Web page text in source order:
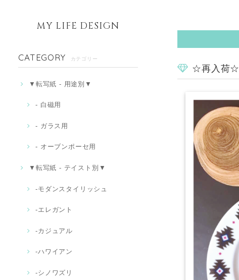
MY LIFE DESIGN
CATEGORY カテゴリー
▼転写紙 - 用途別▼
- 白磁用
- ガラス用
- オーブンポーセ用
▼転写紙 - テイスト別▼
-モダンスタイリッシュ
‐エレガント
‐カジュアル
‐ハワイアン
-シノワズリ
☆再入荷